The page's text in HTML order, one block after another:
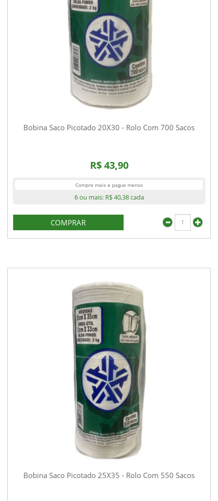
Bobina Saco Picotado 20X30 - Rolo Com 700 Sacos
R$ 43,90
Compre mais e pague menos
6 ou mais: R$ 40,38cada
COMPRAR
Bobina Saco Picotado 25X35 - Rolo Com 550 Sacos